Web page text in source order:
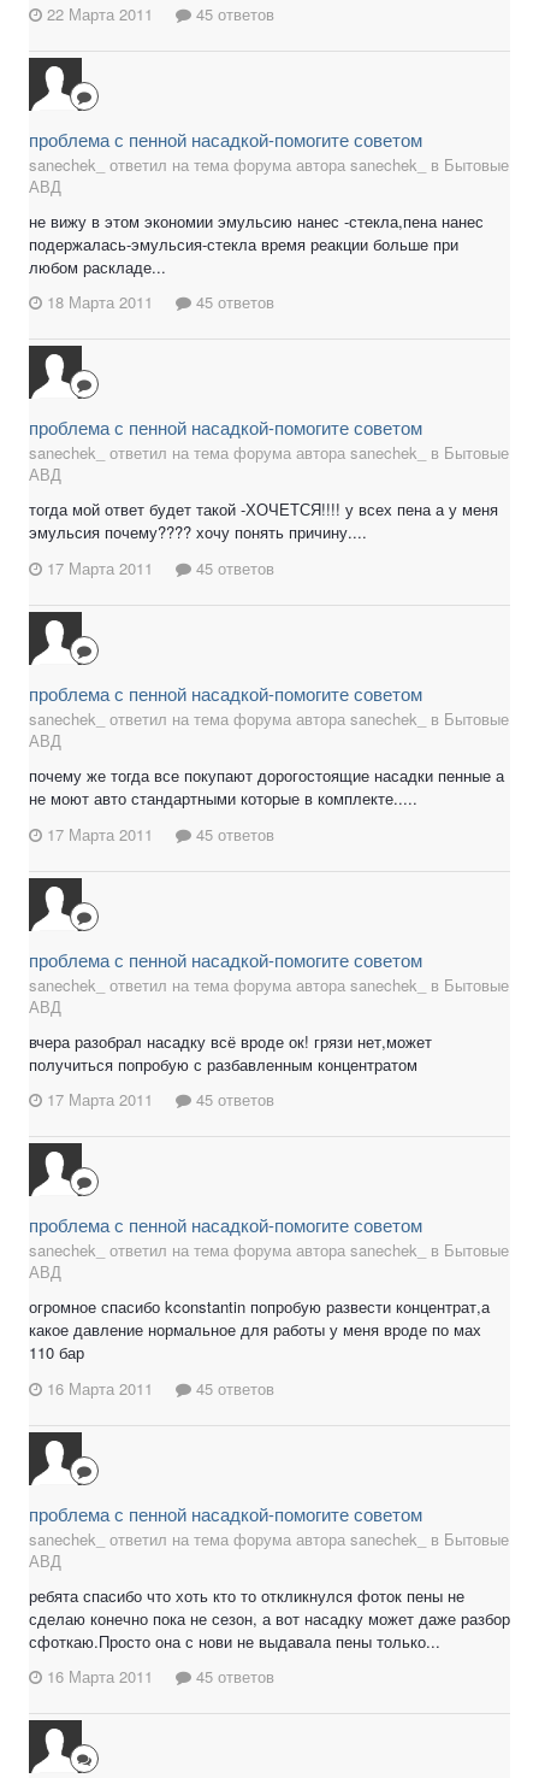
22 Марта 2011
45 ответов
проблема с пенной насадкой-помогите советом
sanechek_ ответил на тема форума автора sanechek_ в Бытовые
АВД
не вижу в этом экономии эмульсию нанес -стекла,пена нанес
подержалась-эмульсия-стекла время реакции больше при
любом раскладе...
18 Марта 2011
45 ответов
проблема с пенной насадкой-помогите советом
sanechek_ ответил на тема форума автора sanechek_ в Бытовые
АВД
тогда мой ответ будет такой -ХОЧЕТСЯ!!!! у всех пена а у меня
эмульсия почему???? хочу понять причину....
17 Марта 2011
45 ответов
проблема с пенной насадкой-помогите советом
sanechek_ ответил на тема форума автора sanechek_ в Бытовые
АВД
почему же тогда все покупают дорогостоящие насадки пенные а
не моют авто стандартными которые в комплекте.....
17 Марта 2011
45 ответов
проблема с пенной насадкой-помогите советом
sanechek_ ответил на тема форума автора sanechek_ в Бытовые
АВД
вчера разобрал насадку всё вроде ок! грязи нет,может
получиться попробую с разбавленным концентратом
17 Марта 2011
45 ответов
проблема с пенной насадкой-помогите советом
sanechek_ ответил на тема форума автора sanechek_ в Бытовые
АВД
огромное спасибо kconstantin попробую развести концентрат,а
какое давление нормальное для работы у меня вроде по мах
110 бар
16 Марта 2011
45 ответов
проблема с пенной насадкой-помогите советом
sanechek_ ответил на тема форума автора sanechek_ в Бытовые
АВД
ребята спасибо что хоть кто то откликнулся фоток пены не
сделаю конечно пока не сезон, а вот насадку может даже разбор
сфоткаю.Просто она с нови не выдавала пены только...
16 Марта 2011
45 ответов